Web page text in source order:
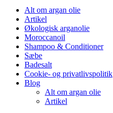
Alt om argan olie
Artikel
Økologisk arganolie
Moroccanoil
Shampoo & Conditioner
Sæbe
Badesalt
Cookie- og privatlivspolitik
Blog
Alt om argan olie
Artikel